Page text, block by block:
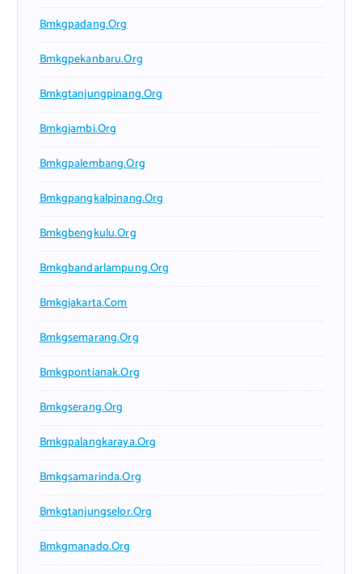
Bmkgpadang.org
Bmkgpekanbaru.org
Bmkgtanjungpinang.org
Bmkgjambi.org
Bmkgpalembang.org
Bmkgpangkalpinang.org
Bmkgbengkulu.org
Bmkgbandarlampung.org
Bmkgjakarta.com
Bmkgsemarang.org
Bmkgpontianak.org
Bmkgserang.org
Bmkgpalangkaraya.org
Bmkgsamarinda.org
Bmkgtanjungselor.org
Bmkgmanado.org